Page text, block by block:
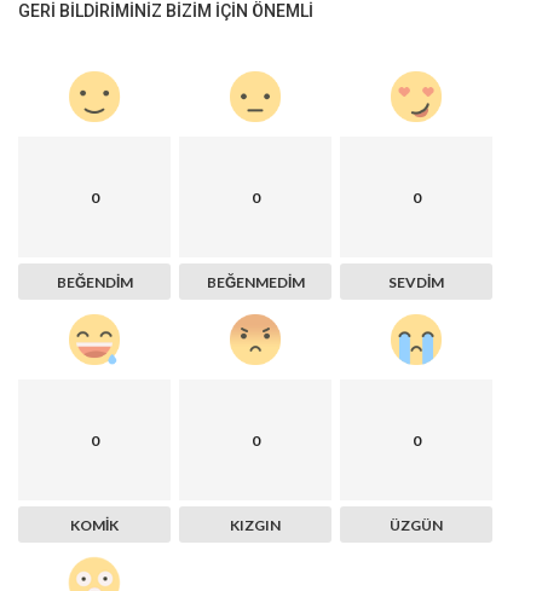
GERI BILDIRIMINIZ BIZIM IÇIN ÖNEMLI
0
BEĞENDIM
0
BEĞENMEDIM
0
SEVDIM
0
KOMIK
0
KIZGIN
0
ÜZGÜN